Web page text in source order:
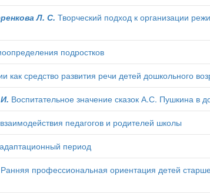
Л. С. Творческий подход к организации
подростков
как средство развития речи детей дошкольного
Воспитательное значение сказок А.С. Пушкина в
педагогов и родителей школы
период
Ранняя профессиональная ориентация детей